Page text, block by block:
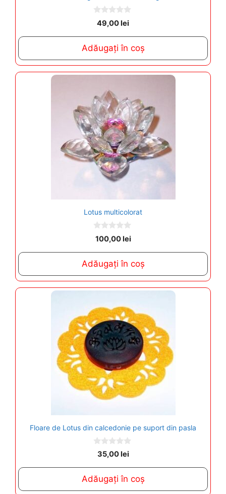
o
o
5
49,00lei
Adăugați în coș
Lotus multicolorat
0
o
o
5
100,00lei
Adăugați în coș
Floare de Lotus din calcedonie pe suport din pasla
o
35,00lei
Adăugați în coș